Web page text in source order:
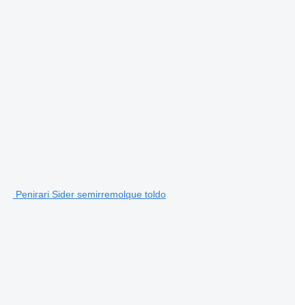
Penirari Sider semirremolque toldo